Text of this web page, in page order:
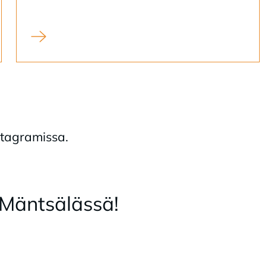
Tilaa uutiskirje ja tutustu jo julkaistuihin!